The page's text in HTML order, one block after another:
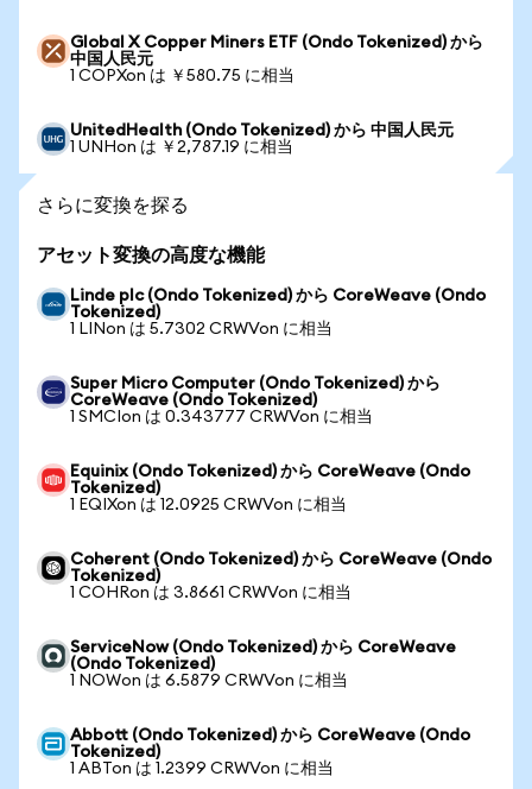
Global X Copper Miners ETF (Ondo Tokenized) から
中国人民元
1 COPXon は ￥580.75 に相当
UnitedHealth (Ondo Tokenized) から 中国人民元
1 UNHon は ￥2,787.19 に相当
さらに変換を探る
アセット変換の高度な機能
Linde plc (Ondo Tokenized) から CoreWeave (Ondo
Tokenized)
1 LINon は 5.7302 CRWVon に相当
Super Micro Computer (Ondo Tokenized) から
CoreWeave (Ondo Tokenized)
1 SMCIon は 0.343777 CRWVon に相当
Equinix (Ondo Tokenized) から CoreWeave (Ondo
Tokenized)
1 EQIXon は 12.0925 CRWVon に相当
Coherent (Ondo Tokenized) から CoreWeave (Ondo
Tokenized)
1 COHRon は 3.8661 CRWVon に相当
ServiceNow (Ondo Tokenized) から CoreWeave
(Ondo Tokenized)
1 NOWon は 6.5879 CRWVon に相当
Abbott (Ondo Tokenized) から CoreWeave (Ondo
Tokenized)
1 ABTon は 1.2399 CRWVon に相当